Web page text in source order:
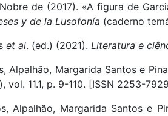
de (2017). «A figura de
y de la Lusofonía (caderno
et al. (ed.) (2021). Literatura e
Alpalhão, Margarida Santos e
vol. 11.1, p. 9-110. [ISSN 2253-
Alpalhão, Margarida Santos e